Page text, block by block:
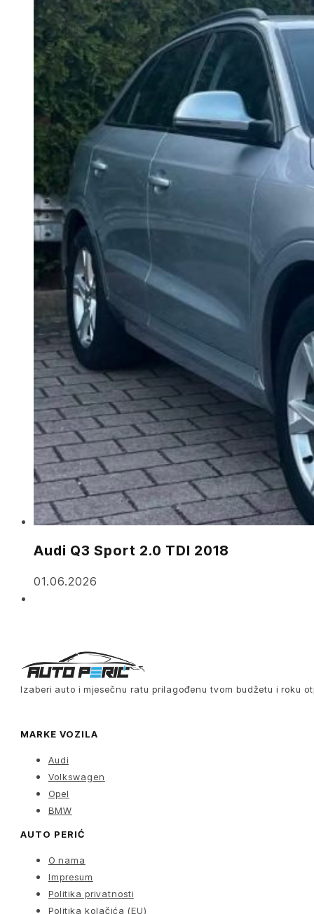
Audi Q3 Sport 2.0 TDI 2018
01.06.2026
Izaberi auto i mjesečnu ratu prilagođenu tvom budžetu i roku
MARKE VOZILA
Audi
Volkswagen
Opel
BMW
AUTO PERIĆ
O nama
Impresum
Politika privatnosti
Politika kolačića (EU)